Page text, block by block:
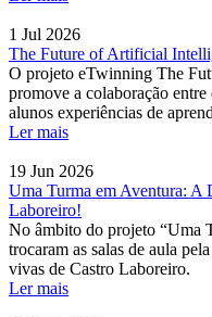
1 Jul 2026
The Future of Artificial
O projeto eTwinning The
promove a colaboração
alunos experiências de
Ler mais
19 Jun 2026
Uma Turma em Aventura: A
Laboreiro!
No âmbito do projeto “Uma
trocaram as salas de aula
vivas de Castro Laboreiro.
Ler mais